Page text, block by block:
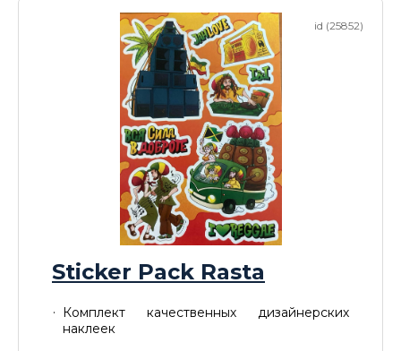
id (25852)
Sticker Pack Rasta
Комплект качественных дизайнерских
наклеек